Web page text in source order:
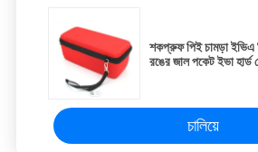
শকপ্রুফ পিই চামড়া ইভিএ
রঙের জাল পকেট ইভা
চালিয়ে